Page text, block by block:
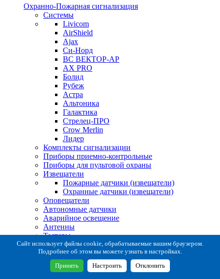
Охранно-Пожарная сигнализация
Системы
Livicom
AirShield
Ajax
Си-Норд
ВС ВЕКТОР-АР
AX PRO
Болид
Рубеж
Астра
Альтоника
Галактика
Стрелец-ПРО
Crow Merlin
Лидер
Комплекты сигнализации
Приборы приемно-контрольные
Приборы для пультовой охраны
Извещатели
Пожарные датчики (извещатели)
Охранные датчики (извещатели)
Оповещатели
Автономные датчики
Аварийное освещение
Антенны
Тестеры
Система сбора извещений
Расходные и монтажные материалы
Коробки коммутационные
Кронштейны для извещателей
Сайт использует файлы cookie, обрабатываемые вашим браузером.
Подробнее об этом вы можете узнать в настройках.
Принять Настроить Отклонить